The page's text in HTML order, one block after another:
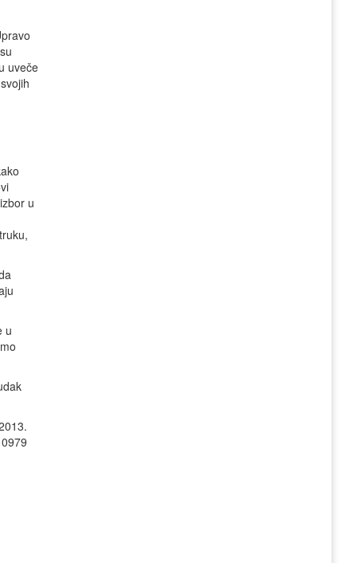
uveče
u
u